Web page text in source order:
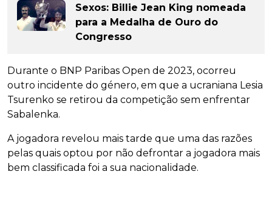
Sexos: Billie Jean King nomeada
para a Medalha de Ouro do
Congresso
Durante o BNP Paribas Open de 2023, ocorreu
outro incidente do género, em que a ucraniana Lesia
Tsurenko se retirou da competição sem enfrentar
Sabalenka.
A jogadora revelou mais tarde que uma das razões
pelas quais optou por não defrontar a jogadora mais
bem classificada foi a sua nacionalidade.